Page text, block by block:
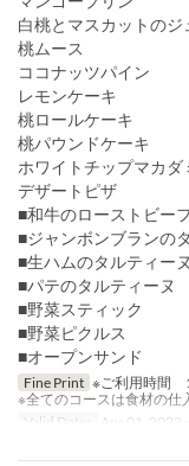
白桃とマスカットのジ
桃ムース
ココナッツパイン
レモンケーキ
桃ロールケーキ
桃パウンドケーキ
ホワイトチップマカダ
デザートピザ
■和牛のローストビー
■ジャンボンブランの
■生ハムのタルティーヌ
■パテのタルティーヌ
■野菜スティック
■野菜ピクルス
■オープンサンド
Fine Print ※ご利用時間
※全てのコースは食材の仕
Valid Dates
Apr 01, 2023 ~